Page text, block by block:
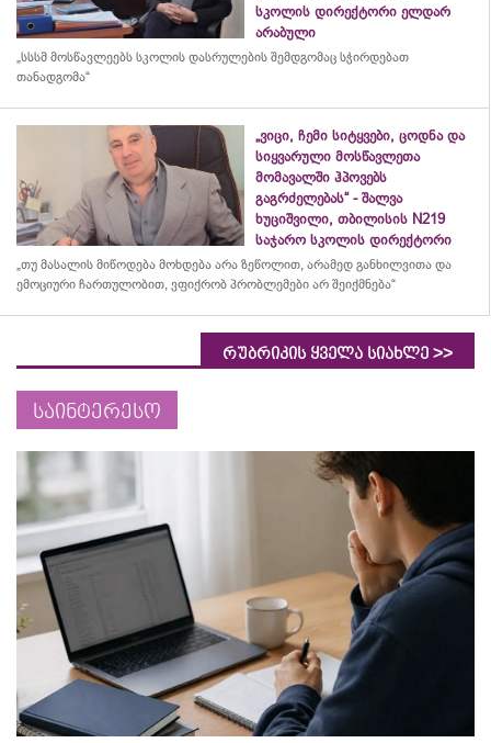
სკოლის დირექტორი ელდარ
არაბული
„სსსმ მოსწავლეებს სკოლის დასრულების შემდგომაც სჭირდებათ
თანადგომა“
„ვიცი, ჩემი სიტყვები, ცოდნა და
სიყვარული მოსწავლეთა
მომავალში ჰპოვებს
გაგრძელებას“ - შალვა
ხუციშვილი, თბილისის N219
საჯარო სკოლის დირექტორი
„თუ მასალის მიწოდება მოხდება არა ზეწოლით, არამედ განხილვითა და
ემოციური ჩართულობით, ვფიქრობ პრობლემები არ შეიქმნება“
რუბრიკის ყველა სიახლე >>
საინტერესო